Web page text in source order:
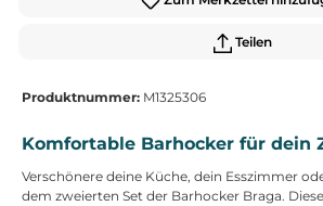
Teilen
Produktnummer: M1325306
Komfortable Barhocker für dein
Verschönere deine Küche, dein Esszimmer
dem zweierten Set der Barhocker Braga.